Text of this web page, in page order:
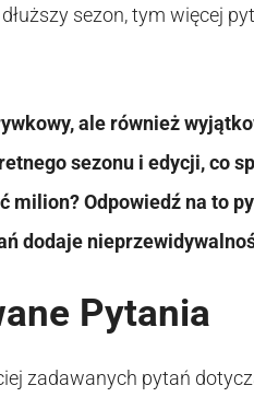
sezon, tym więcej
ale również
sezonu i edycji, co
milion? Odpowiedź na to
dodaje
Pytania
zadawanych pytań